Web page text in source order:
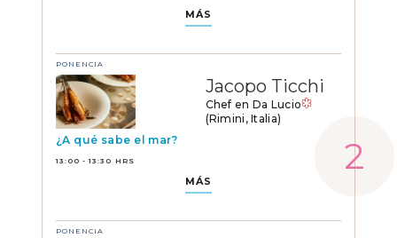
MÁS
PONENCIA
¿A qué sabe el mar?
13:00 - 13:30 HRS
Jacopo Ticchi
Chef en Da Lucio
(Rimini, Italia)
MÁS
PONENCIA